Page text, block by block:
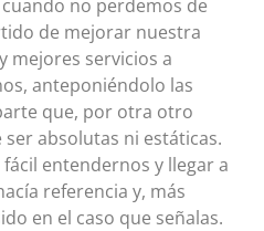
no perdemos de
de mejorar nuestra
mejores servicios a
anteponiéndolo las
que, por otra otro
absolutas ni estáticas.
entendernos y llegar a
referencia y, más
en el caso que señalas.